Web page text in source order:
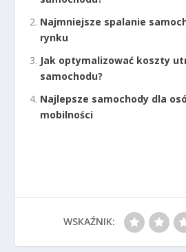
Najmniejsze spalanie
rynku
Jak optymalizować koszty
samochodu?
Najlepsze samochody dla
mobilności
WSKAŹNIK: